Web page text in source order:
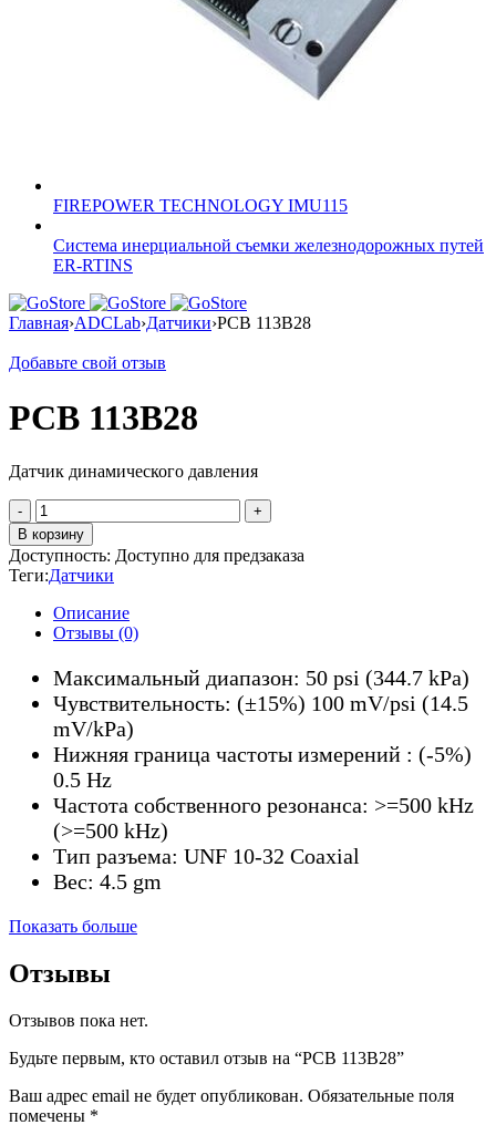
FIREPOWER TECHNOLOGY IMU115
Система инерциальной съемки железнодорожных путей
ER-RTINS
Главная›ADCLab›Датчики›PCB 113B28
Добавьте свой отзыв
PCB 113B28
Датчик динамического давления
Количество
товара
PCB
113B28
В корзину
Доступность: Доступно для предзаказа
Теги:Датчики
Описание
Отзывы (0)
Максимальный диапазон: 50 psi (344.7 kPa)
Чувствительность: (±15%) 100 mV/psi (14.5
mV/kPa)
Нижняя граница частоты измерений : (-5%)
0.5 Hz
Частота собственного резонанса: >=500 kHz
(>=500 kHz)
Тип разъема: UNF 10-32 Coaxial
Вес: 4.5 gm
Показать больше
Отзывы
Отзывов пока нет.
Будьте первым, кто оставил отзыв на “PCB 113B28”
Ваш адрес email не будет опубликован. Обязательные поля
помечены *